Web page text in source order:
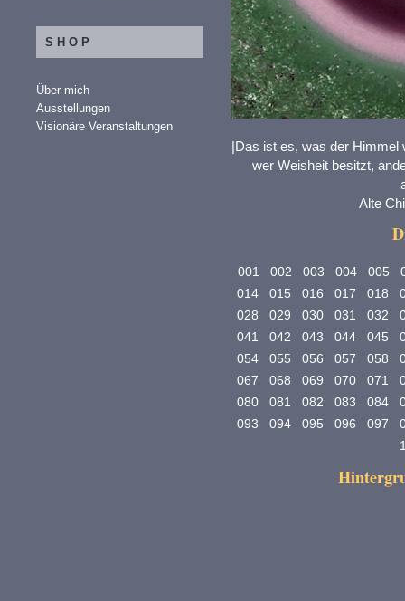
SHOP
Über mich
Ausstellungen
Visionäre Veranstaltungen
|Das ist es, was der Himmel
wer Weisheit besitzt,
Alte
001 002 003 004 005
014
015 016 017 018
028
029 030 031 032
041
042 043 044 045
054
055 056 057 058
067
068 069 070 071
080
081 082 083 084
093
094 095 096 097